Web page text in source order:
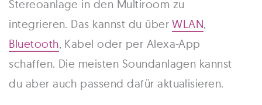
Stereoanlage in den Multiroom zu
integrieren. Das kannst du überWLAN,
Bluetooth, Kabel oder per Alexa-App
schaffen. Die meisten Soundanlagen kannst
du aber auch passend dafür aktualisieren.